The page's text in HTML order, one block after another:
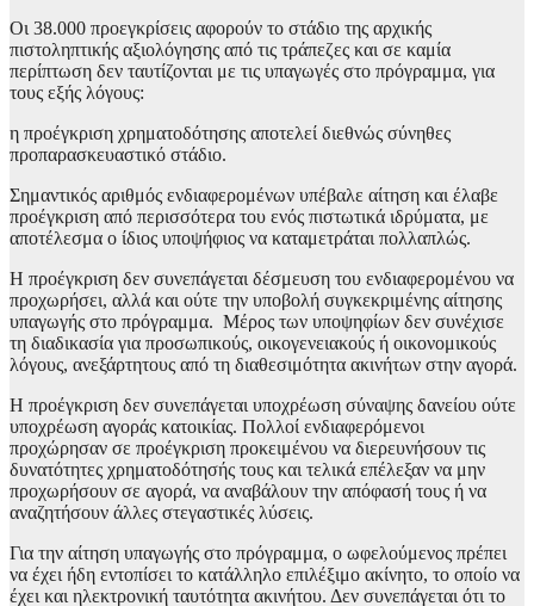
Οι 38.000 προεγκρίσεις αφορούν το στάδιο της αρχικής
πιστοληπτικής αξιολόγησης από τις τράπεζες και σε καμία
περίπτωση δεν ταυτίζονται με τις υπαγωγές στο πρόγραμμα, για
τους εξής λόγους:
η προέγκριση χρηματοδότησης αποτελεί διεθνώς σύνηθες
προπαρασκευαστικό στάδιο.
Σημαντικός αριθμός ενδιαφερομένων υπέβαλε αίτηση και έλαβε
προέγκριση από περισσότερα του ενός πιστωτικά ιδρύματα, με
αποτέλεσμα ο ίδιος υποψήφιος να καταμετράται πολλαπλώς.
Η προέγκριση δεν συνεπάγεται δέσμευση του ενδιαφερομένου να
προχωρήσει, αλλά και ούτε την υποβολή συγκεκριμένης αίτησης
υπαγωγής στο πρόγραμμα. Μέρος των υποψηφίων δεν συνέχισε
τη διαδικασία για προσωπικούς, οικογενειακούς ή οικονομικούς
λόγους, ανεξάρτητους από τη διαθεσιμότητα ακινήτων στην αγορά.
Η προέγκριση δεν συνεπάγεται υποχρέωση σύναψης δανείου ούτε
υποχρέωση αγοράς κατοικίας. Πολλοί ενδιαφερόμενοι
προχώρησαν σε προέγκριση προκειμένου να διερευνήσουν τις
δυνατότητες χρηματοδότησής τους και τελικά επέλεξαν να μην
προχωρήσουν σε αγορά, να αναβάλουν την απόφασή τους ή να
αναζητήσουν άλλες στεγαστικές λύσεις.
Για την αίτηση υπαγωγής στο πρόγραμμα, ο ωφελούμενος πρέπει
να έχει ήδη εντοπίσει το κατάλληλο επιλέξιμο ακίνητο, το οποίο να
έχει και ηλεκτρονική ταυτότητα ακινήτου. Δεν συνεπάγεται ότι το